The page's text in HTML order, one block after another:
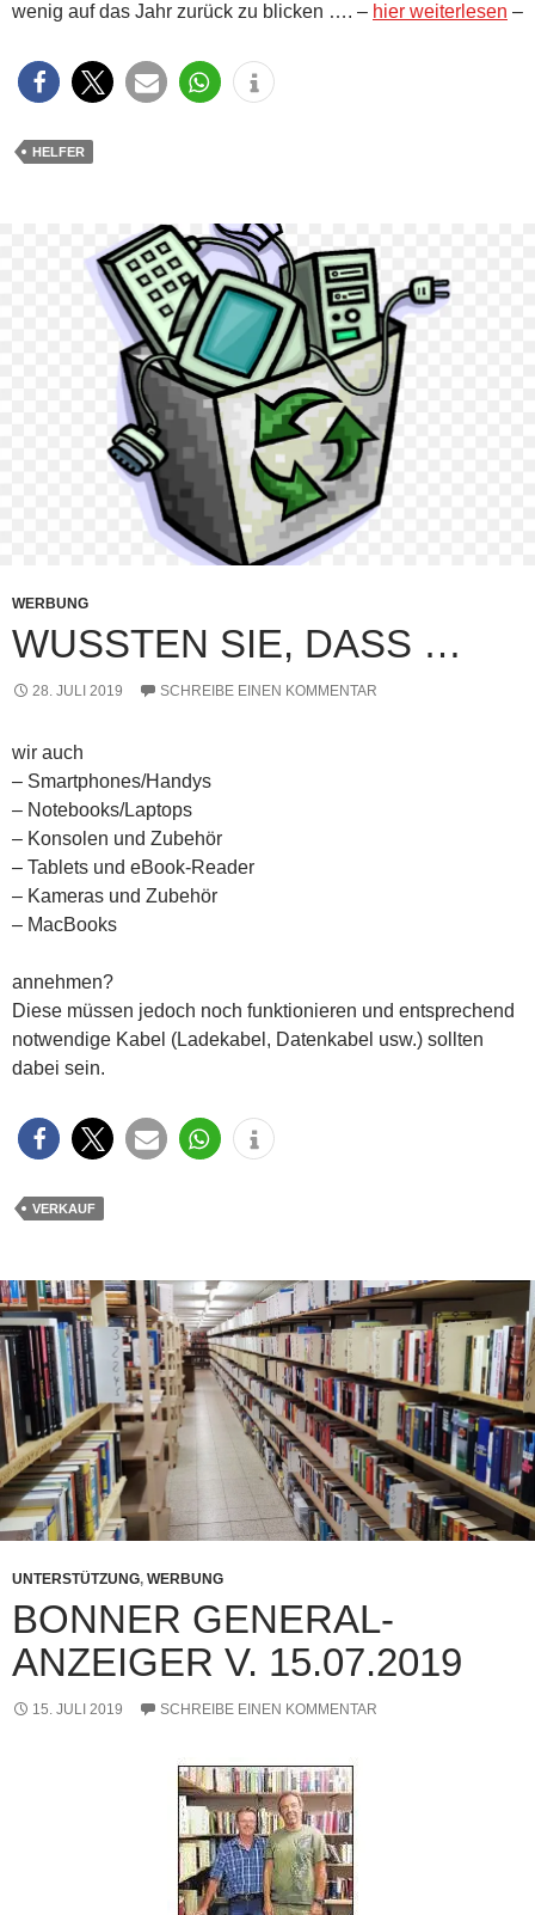
wenig auf das Jahr zurück zu blicken …. – hier weiterlesen –
HELFER
WERBUNG
WUSSTEN SIE, DASS …
28. JULI 2019 SCHREIBE EINEN KOMMENTAR
wir auch
– Smartphones/Handys
– Notebooks/Laptops
– Konsolen und Zubehör
– Tablets und eBook-Reader
– Kameras und Zubehör
– MacBooks
annehmen?
Diese müssen jedoch noch funktionieren und entsprechend
notwendige Kabel (Ladekabel, Datenkabel usw.) sollten
dabei sein.
VERKAUF
UNTERSTÜTZUNG, WERBUNG
BONNER GENERAL-
ANZEIGER V. 15.07.2019
15. JULI 2019 SCHREIBE EINEN KOMMENTAR